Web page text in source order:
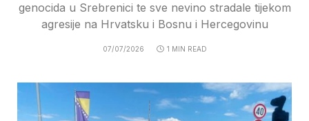
genocida u Srebrenici te sve nevino stradale tijekom
agresije na Hrvatsku i Bosnu i Hercegovinu
07/07/2026 1 MIN READ